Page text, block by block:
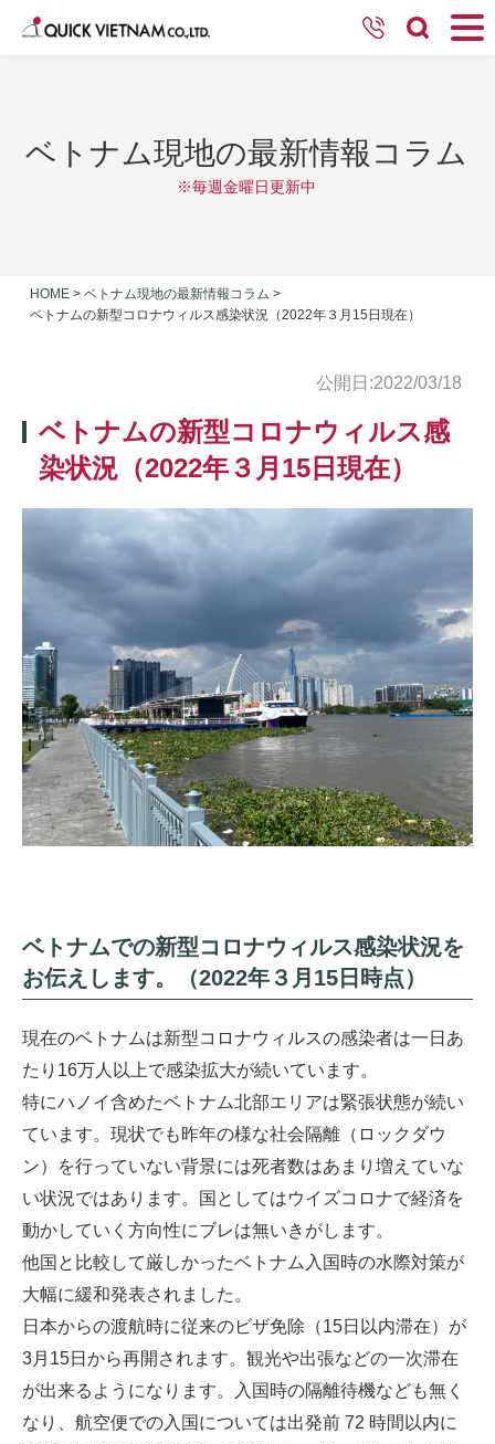
ベトナム現地の最新情報コラム
※毎週金曜日更新中
HOME > ベトナム現地の最新情報コラム >
ベトナムの新型コロナウィルス感染状況（2022年３月15日現在）
公開日:2022/03/18
ベトナムの新型コロナウィルス感
染状況（2022年３月15日現在）
ベトナムでの新型コロナウィルス感染状況を
お伝えします。（2022年３月15日時点）
現在のベトナムは新型コロナウィルスの感染者は一日あ
たり16万人以上で感染拡大が続いています。
特にハノイ含めたベトナム北部エリアは緊張状態が続い
ています。現状でも昨年の様な社会隔離（ロックダウ
ン）を行っていない背景には死者数はあまり増えていな
い状況ではあります。国としてはウイズコロナで経済を
動かしていく方向性にブレは無いきがします。
他国と比較して厳しかったベトナム入国時の水際対策が
大幅に緩和発表されました。
日本からの渡航時に従来のビザ免除（15日以内滞在）が
3月15日から再開されます。観光や出張などの一次滞在
が出来るようになります。入国時の隔離待機なども無く
なり、航空便での入国については出発前 72 時間以内に